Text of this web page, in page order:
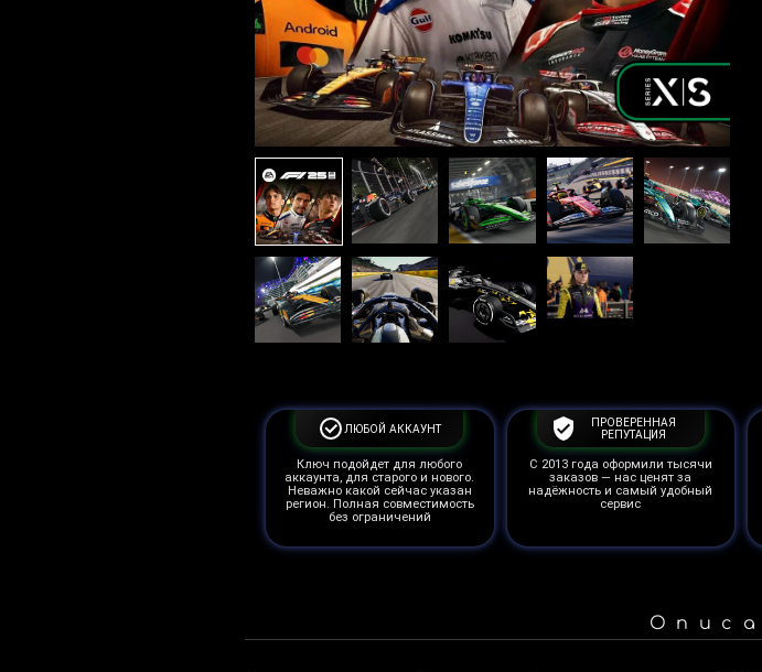
ЛЮБОЙ АККАУНТ
Ключ подойдет для любого
аккаунта, для старого и нового.
Неважно какой сейчас указан
регион. Полная совместимость
без ограничений
ПРОВЕРЕННАЯ
РЕПУТАЦИЯ
С 2013 года оформили тысячи
заказов — нас ценят за
надёжность и самый удобный
сервис